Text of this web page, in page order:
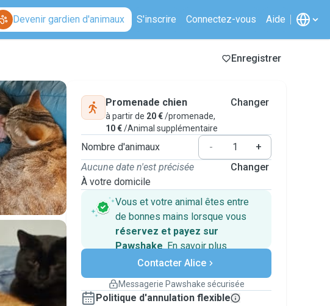
Devenir gardien d'animaux S'inscrire Connectez-vous Aide
Enregistrer
Promenade chien
à partir de 20 €/promenade,
10 €/Animal supplémentaire
Changer
Nombre d'animaux -
+
Aucune date n'est précisée
À votre domicile
Changer
Vous et votre animal êtes entre
de bonnes mains lorsque vous
réservez et payez sur
Pawshake. En savoir plus
Paiements sécurisés
Assistance en cas de
Réservations couvertes par
nos garanties
Contacter Alice
Messagerie Pawshake sécurisée
Politique d'annulation flexible